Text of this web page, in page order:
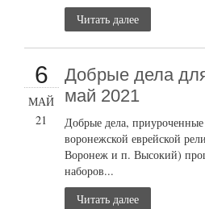
Читать далее
6
МАЙ
21
Добрые дела
май 2021
Добрые дела,
воронежской еврейской
Воронеж и п. Высокий)
наборов...
Читать далее